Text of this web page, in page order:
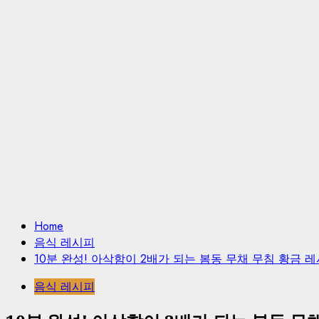
Home
음식 레시피
10분 완성! 아삭함이 2배가 되는 봄동 무채 무침 황금
음식 레시피